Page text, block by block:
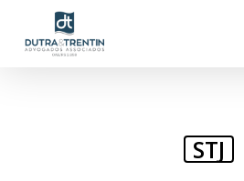
STJ